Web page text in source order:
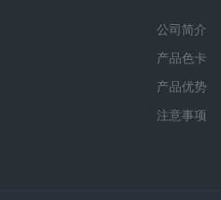
公司简介
产品色卡
产品优势
注意事项